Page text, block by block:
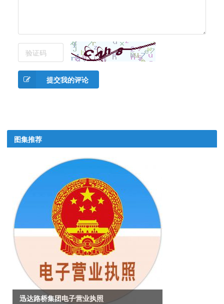
提交我的评论
图集推荐
迅达路桥集团电子营业执照